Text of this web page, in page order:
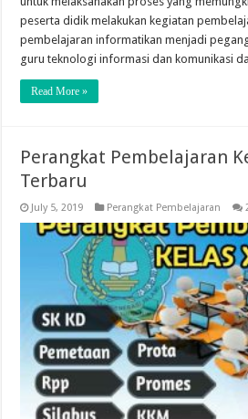
peserta didik melakukan kegiatan
pembelajaran informatikan menjadi
guru teknologi informasi dan komunikasi
Read More »
Perangkat Pembelajaran
Terbaru
July 5, 2019 Perangkat Pembelajaran